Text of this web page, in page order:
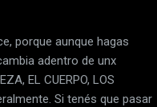
porque aunque hagas
adentro de unx
EL CUERPO, LOS
Si tenés que pasar